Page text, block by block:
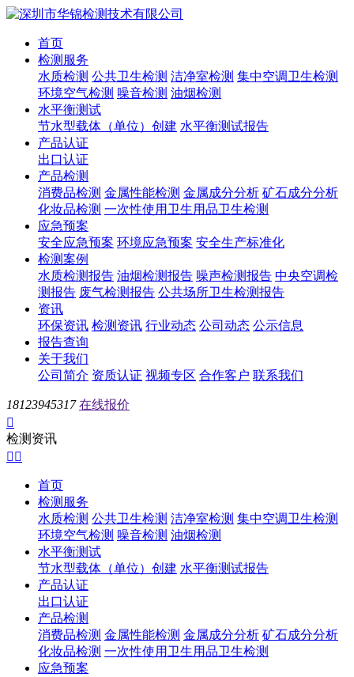
首页
检测服务
水质检测 公共卫生检测 洁净室检测 集中空调卫生检测
环境空气检测 噪音检测 油烟检测
水平衡测试
节水型载体（单位）创建 水平衡测试报告
产品认证
出口认证
产品检测
消费品检测 金属性能检测 金属成分分析 矿石成分分析
化妆品检测 一次性使用卫生用品卫生检测
应急预案
安全应急预案 环境应急预案 安全生产标准化
检测案例
水质检测报告 油烟检测报告 噪声检测报告 中央空调检
测报告 废气检测报告 公共场所卫生检测报告
资讯
环保资讯 检测资讯 行业动态 公司动态 公示信息
报告查询
关于我们
公司简介 资质认证 视频专区 合作客户 联系我们
18123945317 在线报价

检测资讯
 
首页
检测服务
水质检测 公共卫生检测 洁净室检测 集中空调卫生检测
环境空气检测 噪音检测 油烟检测
水平衡测试
节水型载体（单位）创建 水平衡测试报告
产品认证
出口认证
产品检测
消费品检测 金属性能检测 金属成分分析 矿石成分分析
化妆品检测 一次性使用卫生用品卫生检测
应急预案